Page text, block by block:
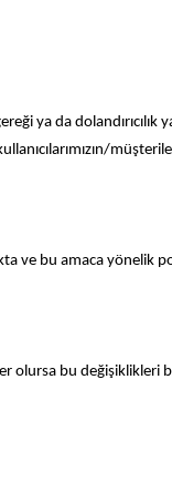
ya da dolandırıcılık
ve bu amaca yönelik
olursa bu değişiklikleri